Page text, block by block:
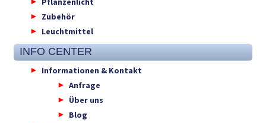
Zubehör
Leuchtmittel
INFO CENTER
Informationen & Kontakt
Anfrage
Über uns
Blog